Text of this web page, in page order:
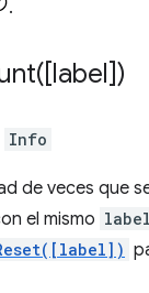
.
[label])
Info
de veces que
el mismo label